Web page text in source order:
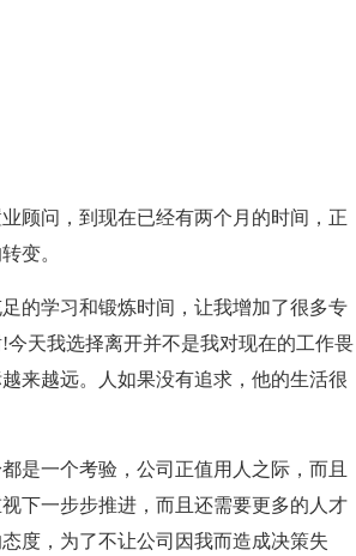
顾问，到现在已经有两个月的时间，正
变。
的学习和锻炼时间，让我增加了很多专
天我选择离开并不是我对现在的工作畏
来越远。人如果没有追求，他的生活很
是一个考验，公司正值用人之际，而且
下一步步推进，而且还需要更多的人才
度，为了不让公司因我而造成决策失